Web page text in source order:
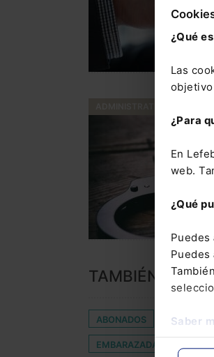
¿Qué
Las
¿Para
En
web.
¿Qué
Puedes
Puedes
Saber
TAMBIÉN TE
ABONADOS ALTA
EMBARAZADA